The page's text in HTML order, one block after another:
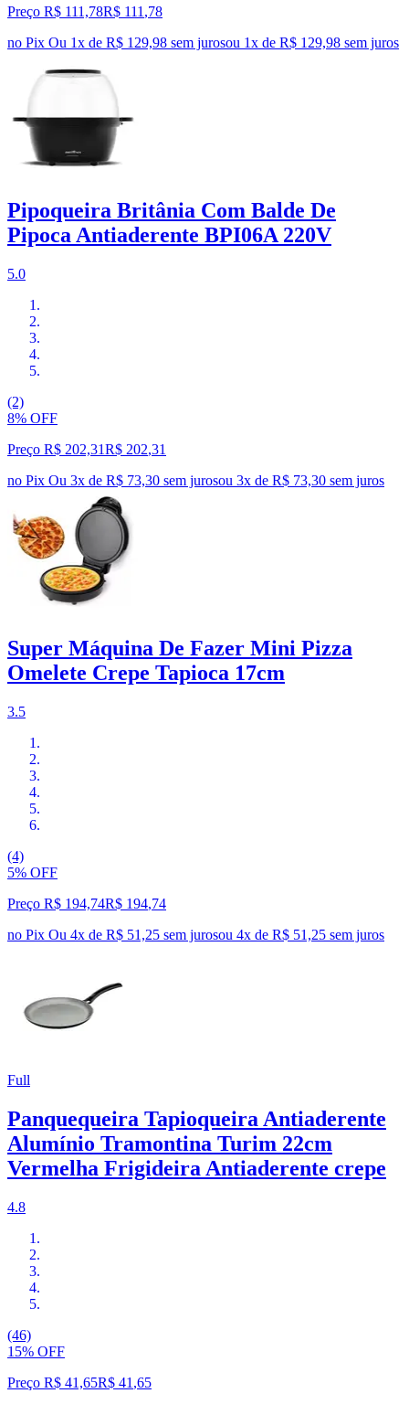
Preço R$ 111,78R$ 111,78
no Pix Ou 1x de R$ 129,98 sem jurosou 1x de R$ 129,98 sem juros
Pipoqueira Britânia Com Balde De
Pipoca Antiaderente BPI06A 220V
5.0
(2)
8% OFF
Preço R$ 202,31R$ 202,31
no Pix Ou 3x de R$ 73,30 sem jurosou 3x de R$ 73,30 sem juros
Super Máquina De Fazer Mini Pizza
Omelete Crepe Tapioca 17cm
3.5
(4)
5% OFF
Preço R$ 194,74R$ 194,74
no Pix Ou 4x de R$ 51,25 sem jurosou 4x de R$ 51,25 sem juros
Full
Panquequeira Tapioqueira Antiaderente
Alumínio Tramontina Turim 22cm
Vermelha Frigideira Antiaderente crepe
4.8
(46)
15% OFF
Preço R$ 41,65R$ 41 ,65